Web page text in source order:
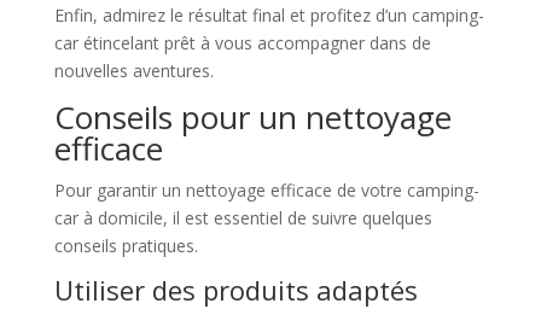
Enfin, admirez le résultat final et profitez d’un camping-
car étincelant prêt à vous accompagner dans de
nouvelles aventures.
Conseils pour un nettoyage
efficace
Pour garantir un nettoyage efficace de votre camping-
car à domicile, il est essentiel de suivre quelques
conseils pratiques.
Utiliser des produits adaptés